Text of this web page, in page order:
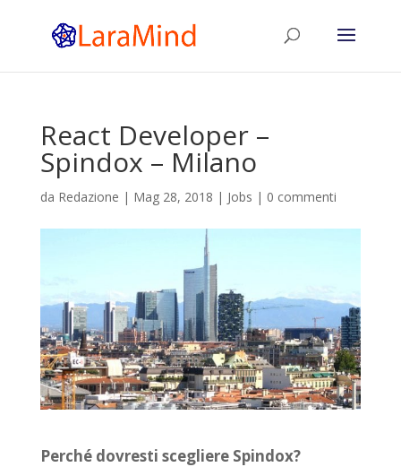
React Developer –
Spindox – Milano
da Redazione | Mag 28, 2018 | Jobs | 0 commenti
Perché dovresti scegliere Spindox?